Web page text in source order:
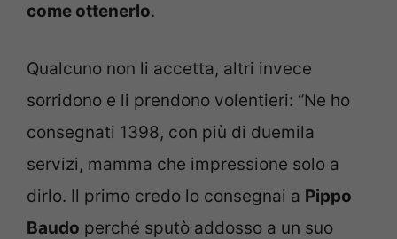
come ottenerlo.
Qualcuno non li accetta, altri invece
sorridono e li prendono volentieri: “Ne ho
consegnati 1398, con più di duemila
servizi, mamma che impressione solo a
dirlo. Il primo credo lo consegnai a Pippo
Baudo perché sputò addosso a un suo